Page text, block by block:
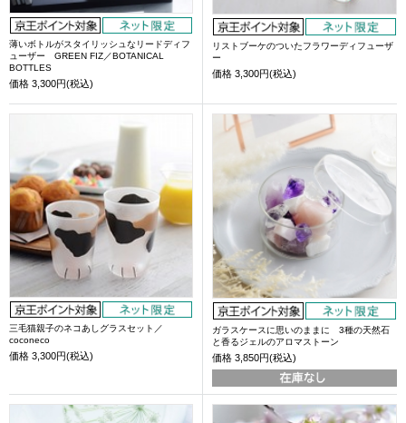
薄いボトルがスタイリッシュなリードディフ
ューザー GREEN FIZ／BOTANICAL
BOTTLES
価格 3,300円(税込)
リストブーケのついたフラワーディフューザ
ー
価格 3,300円(税込)
三毛猫親子のネコあしグラスセット／
coconeco
価格 3,300円(税込)
ガラスケースに思いのままに 3種の天然石
と香るジェルのアロマストーン
価格 3,850円(税込)